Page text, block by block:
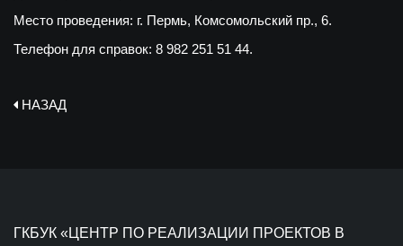
Место проведения: г. Пермь, Комсомольский пр., 6.
Телефон для справок: 8 982 251 51 44.
НАЗАД
ГКБУК «ЦЕНТР ПО РЕАЛИЗАЦИИ ПРОЕКТОВ В